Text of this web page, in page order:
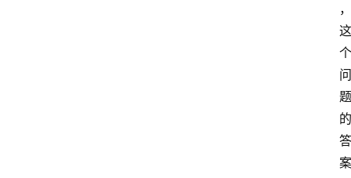
，
这
个
问
题
的
答
案